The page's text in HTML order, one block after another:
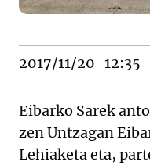
2017/11/20 12:35
Eibarko Sarek
zen Untzagan
Lehiaketa eta,